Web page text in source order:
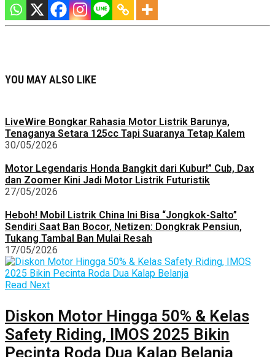
YOU MAY ALSO LIKE
LiveWire Bongkar Rahasia Motor Listrik Barunya,
Tenaganya Setara 125cc Tapi Suaranya Tetap Kalem
30/05/2026
Motor Legendaris Honda Bangkit dari Kubur!” Cub, Dax
dan Zoomer Kini Jadi Motor Listrik Futuristik
27/05/2026
Heboh! Mobil Listrik China Ini Bisa “Jongkok-Salto”
Sendiri Saat Ban Bocor, Netizen: Dongkrak Pensiun,
Tukang Tambal Ban Mulai Resah
17/05/2026
Read Next
Diskon Motor Hingga 50% & Kelas
Safety Riding, IMOS 2025 Bikin
Pecinta Roda Dua Kalap Belanja